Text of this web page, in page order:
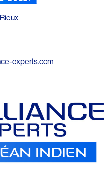
experts.com